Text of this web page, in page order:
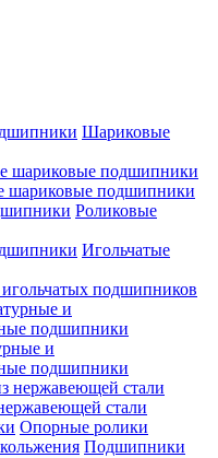
Шариковые
шариковые подшипники
шариковые подшипники
Роликовые
Игольчатые
подшипников
и
подшипники
стали
Опорные ролики
Подшипники